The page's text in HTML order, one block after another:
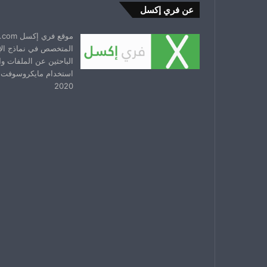
عن فري إكسل
المتخصص في نماذج
الباحثين عن الملفات
استخدام
2020